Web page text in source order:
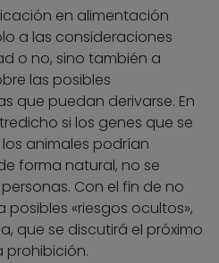
en alimentación
a las consideraciones
o no, sino también a
las posibles
que puedan derivarse. En
si los genes que se
animales podrían
forma natural, no se
Con el fin de no
«riesgos ocultos»,
que se discutirá el próximo
prohibición.